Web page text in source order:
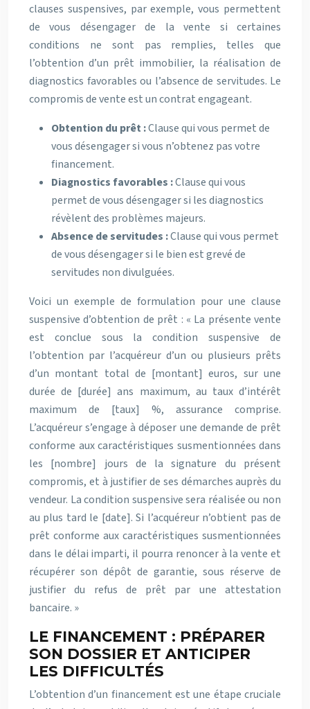
clauses suspensives, par exemple, vous permettent
de vous désengager de la vente si certaines
conditions ne sont pas remplies, telles que
l’obtention d’un prêt immobilier, la réalisation de
diagnostics favorables ou l’absence de servitudes. Le
compromis de vente est un contrat engageant.
Obtention du prêt :Clause qui vous permet de
vous désengager si vous n’obtenez pas votre
financement.
Diagnostics favorables :Clause qui vous
permet de vous désengager si les diagnostics
révèlent des problèmes majeurs.
Absence de servitudes :Clause qui vous permet
de vous désengager si le bien est grevé de
servitudes non divulguées.
Voici un exemple de formulation pour une clause
suspensive d’obtention de prêt : « La présente vente
est conclue sous la condition suspensive de
l’obtention par l’acquéreur d’un ou plusieurs prêts
d’un montant total de [montant] euros, sur une
durée de [durée] ans maximum, au taux d’intérêt
maximum de [taux] %, assurance comprise.
L’acquéreur s’engage à déposer une demande de prêt
conforme aux caractéristiques susmentionnées dans
les [nombre] jours de la signature du présent
compromis, et à justifier de ses démarches auprès du
vendeur. La condition suspensive sera réalisée ou non
au plus tard le [date]. Si l’acquéreur n’obtient pas de
prêt conforme aux caractéristiques susmentionnées
dans le délai imparti, il pourra renoncer à la vente et
récupérer son dépôt de garantie, sous réserve de
justifier du refus de prêt par une attestation
bancaire. »
LE FINANCEMENT : PRÉPARER
SON DOSSIER ET ANTICIPER
LES DIFFICULTÉS
L’obtention d’un financement est une étape cruciale